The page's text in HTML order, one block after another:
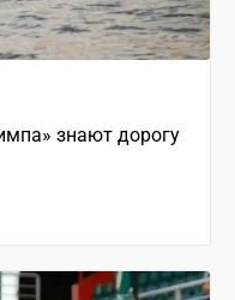
знают дорогу